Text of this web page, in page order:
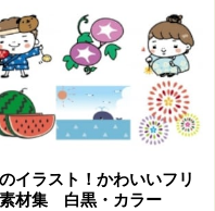
イラスト！かわいいフリ
材集 白黒・カラー